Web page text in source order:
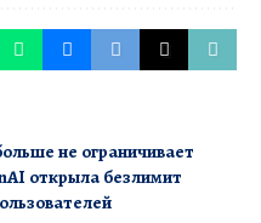
не ограничивает
открыла безлимит